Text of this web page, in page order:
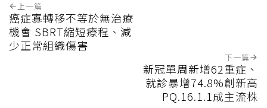
上一篇
癌症寡轉移不等於無治療
機會 SBRT縮短療程、減
少正常組織傷害
下一篇
新冠單周新增62重症、
就診暴增74.8%創新高
PQ.16.1.1成主流株